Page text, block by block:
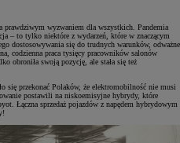
prawdziwym wyzwaniem dla wszystkich. Pandemia
– to tylko niektóre z wydarzeń, które w znaczącym
dostosowywania się do trudnych warunków, odważne
codzienna praca tysięcy pracowników salonów
obroniła swoją pozycję, ale stała się też
się przekonać Polaków, że elektromobilność nie musi
postawili na niskoemisyjne hybrydy, które
Łączna sprzedaż pojazdów z napędem hybrydowym